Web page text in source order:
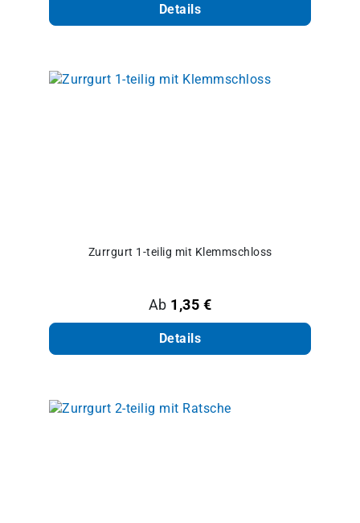
Details
Zurrgurt 1-teilig mit Klemmschloss
Regulärer Preis:
Ab 1,35 €
Details